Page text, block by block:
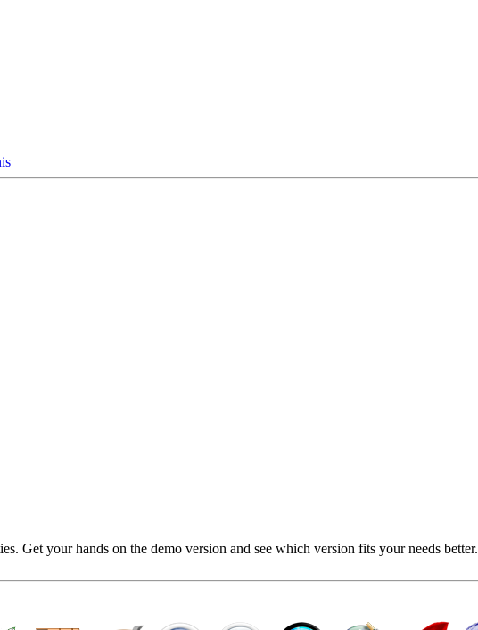
Get your hands on the demo version and see which version fits your needs better.